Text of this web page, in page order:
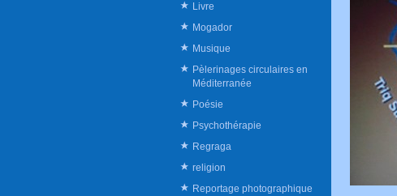
Livre
Mogador
Musique
Pèlerinages circulaires en
Méditerranée
Poésie
Psychothérapie
Regraga
religion
Reportage photographique